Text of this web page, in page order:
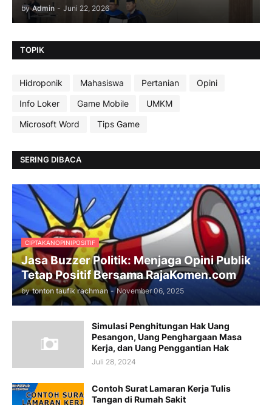
by Admin - Juni 22, 2026
TOPIK
Hidroponik Mahasiswa Pertanian
Opini
Info Loker
Game Mobile
UMKM
Microsoft Word
Tips Game
SERING DIBACA
CIPTAKANOPINIPOSITIF
Jasa Buzzer Politik: Menjaga Opini Publik
Tetap Positif Bersama RajaKomen.com
by tonton taufik rachman - November 06, 2025
Simulasi Penghitungan Hak Uang
Pesangon, Uang Penghargaan Masa
Kerja, dan Uang Penggantian Hak
Juli 28, 2024
Contoh Surat Lamaran Kerja Tulis
Tangan di Rumah Sakit